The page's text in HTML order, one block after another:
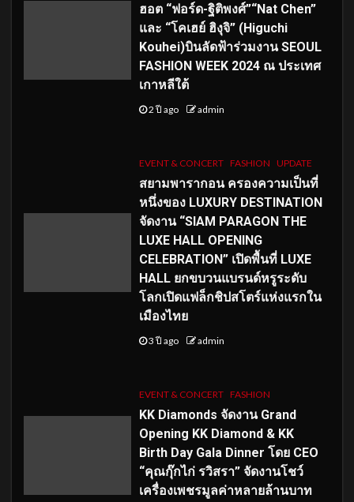
ฮอต “ฟอร์ด-ฐิติพงศ์”“Nat Chen”
และ “โคเฮย์ ฮิงุจิ” (Higuchi
Kouhei)บินลัดฟ้าร่วมงาน SEOUL
FASHION WEEK 2024 ณ ประเทศ
เกาหลีใต้
2 ปี ago admin
EVENT & CONCERT FASHION UPDATE
สยามพารากอน ครองความเป็นที่
หนึ่งของ LUXURY DESTINATION
จัดงาน “SIAM PARAGON THE
LUXE HALL OPENING
CELEBRATION” เปิดพื้นที่ LUXE
HALL ยกขบวนแบรนด์หรูระดับ
โลกเปิดแฟล็กชิปสโตร์แห่งแรกใน
เมืองไทย
3 ปี ago admin
EVENT & CONCERT FASHION
KK Diamonds จัดงาน Grand
Opening KK Diamond & KK
Birth Day Gala Dinner โดย CEO
“คุณกุ๊กไก่ รวิสรา” จัดงานโชว์
เครื่องเพชรมูลค่าหลายล้านบาท